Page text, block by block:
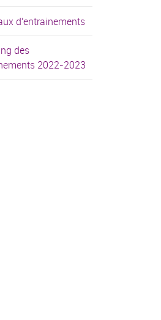
d'entrainements
des
2022-2023